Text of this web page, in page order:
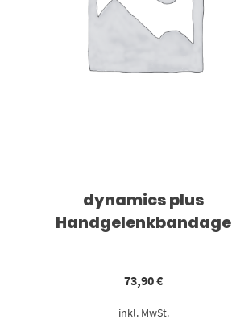
dynamics plus
Handgelenkbandage
73,90€
inkl. MwSt.